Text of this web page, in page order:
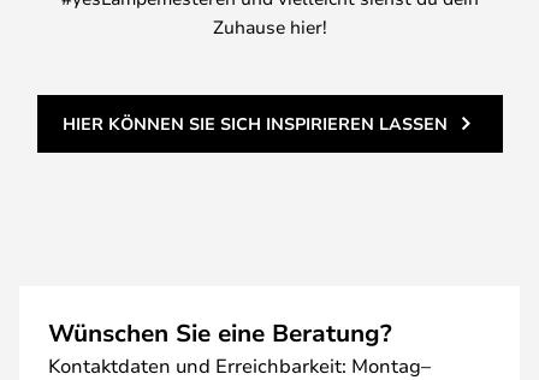
Zuhause hier!
HIER KÖNNEN SIE SICH INSPIRIEREN LASSEN
Wünschen Sie eine Beratung?
Kontaktdaten und Erreichbarkeit: Montag–